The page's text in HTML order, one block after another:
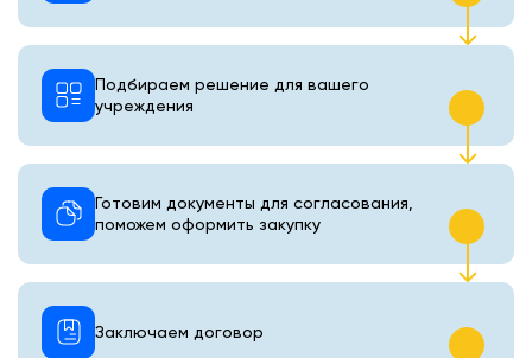
Подбираем решение для вашего
учреждения
Готовим документы для согласования,
поможем оформить закупку
Заключаем договор